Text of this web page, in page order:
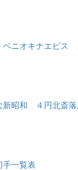
ニオキナエビス
新昭和 ４円北斎落
手一覧表